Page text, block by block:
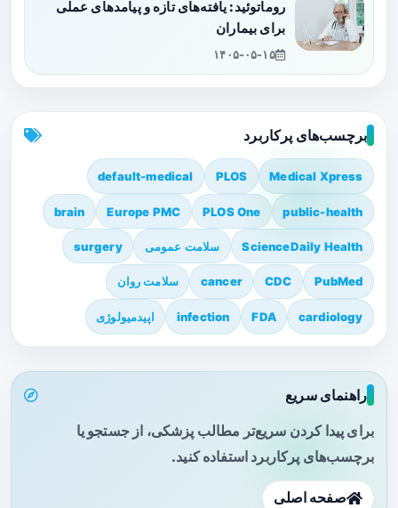
روماتوئید: یافته‌های تازه و پیامدهای عملی
برای بیماران
۱۴۰۵-۰۵-۱۵
برچسب‌های پرکاربرد
Medical Xpress
PLOS
default-medical
public-health
PLOS One
Europe PMC
brain
ScienceDaily Health سلامت عمومی surgery
PubMed
CDC
cancer سلامت روان
cardiology
FDA
infection اپیدمیولوژی
راهنمای سریع
برای پیدا کردن سریع‌تر مطالب پزشکی، از جستجو یا
برچسب‌های پرکاربرد استفاده کنید.
صفحه اصلی